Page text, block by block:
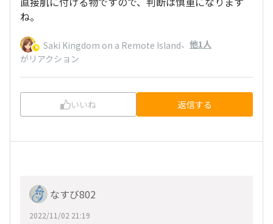
ね。
Saki Kingdom on a Remote Island、 他1人
がリアクション
いいね 返信する
なすび802
2022/11/02 21:19